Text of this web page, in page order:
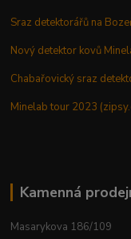
Sraz detektorářů na
Nový detektor kovů
Chabařovický sraz
Minelab tour 2023
Kamenná
Masarykova 186/109